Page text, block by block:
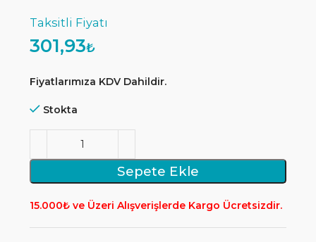
301,93₺
Fiyatlarımıza KDV Dahildir.
Stokta
Sepete Ekle
15.000₺ ve Üzeri Alışverişlerde Kargo Ücretsizdir.